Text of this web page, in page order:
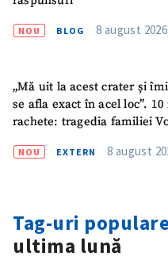
NOU BLOG 8 august
„Mă uit la acest crater și
se afla exact în acel loc”.
rachete: tragedia familiei
NOU EXTERN 8 august
Tag-uri populare
ultima lună
ȘTIREA MEA
Fotografie
+ Încarcă imagine